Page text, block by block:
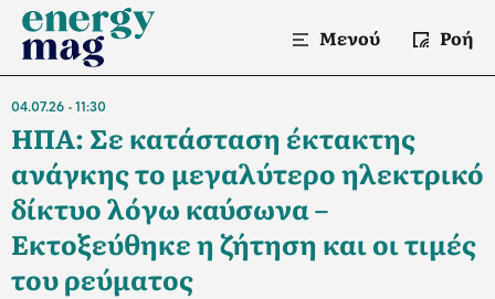
Μενού Ροή
04.07.26 11:30
ΗΠΑ: Σε κατάσταση έκτακτης
ανάγκης το μεγαλύτερο ηλεκτρικό
δίκτυο λόγω καύσωνα –
Εκτοξεύθηκε η ζήτηση και οι τιμές
του ρεύματος